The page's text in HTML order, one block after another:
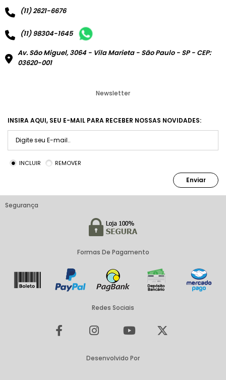
(11) 2621-6676
(11) 98304-1645
Av. São Miguel, 3064 - Vila Marieta - São Paulo - SP - CEP:
03620-001
Newsletter
INSIRA AQUI, SEU E-MAIL PARA RECEBER NOSSAS NOVIDADES:
INCLUIR REMOVER
Enviar
Segurança
Formas De Pagamento
Redes Sociais
Desenvolvido Por